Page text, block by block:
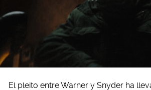
El pleito entre Warner y Snyder ha